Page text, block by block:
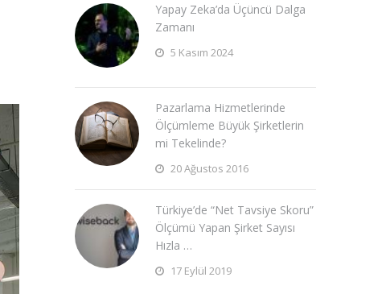
Yapay Zeka’da Üçüncü Dalga
Zamanı
5 Kasım 2024
Pazarlama Hizmetlerinde
Ölçümleme Büyük Şirketlerin
mi Tekelinde?
20 Ağustos 2016
Türkiye’de “Net Tavsiye Skoru”
Ölçümü Yapan Şirket Sayısı
Hızla …
17 Eylül 2019